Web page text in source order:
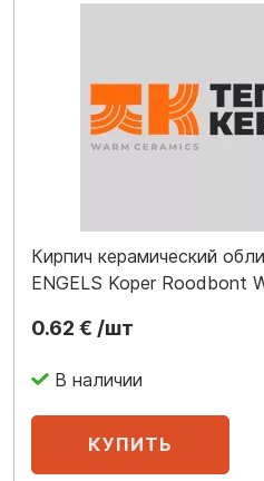
Кирпич керамический
ENGELS Koper Roodbont
0.62 € /шт